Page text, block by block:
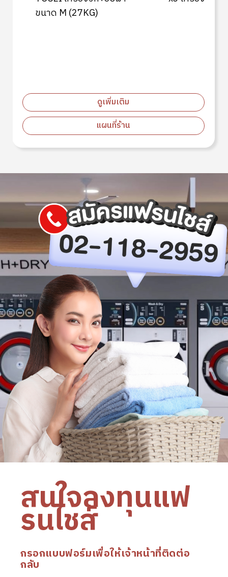
ขนาด M (27KG)
ดูเพิ่มเติม
แผนที่ร้าน
Image
สนใจลงทุนแฟ
รนไชส์
กรอกแบบฟอร์มเพื่อให้เจ้าหน้าที่ติดต่อ
กลับ